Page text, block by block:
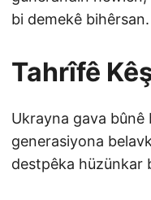
bi demekê bihêrsan.
Tahrîfê
Ukrayna gava
generasiyona
destpêka hüzünkar